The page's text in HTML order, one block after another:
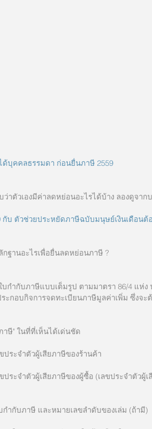
ด้บุคคลธรรมดา ก่อนยื่นภาษี 2559
งไม่ทราบว่าตัวเองมีค่าลดหย่อนอะไรได้บ้าง ลองดูจ
บ ตัวช่วยประหยัดภาษีฉบับมนุษย์เงินเดือนต้
ฐานอะไรเพื่อยื่นลดหย่อนภาษี ?
ะกอบกิจการจดทะเบียนภาษีมูลค่าเพิ่ม ซึ่งจะ
บกำกับภาษี" ในที่ที่เห็นได้เด่นชัด
และเลขประจำตัวผู้เสียภาษีของร้านค้า
ลขของใบกำกับภาษี และหมายเลขลำดับของเล่ม (ถ้ามี)